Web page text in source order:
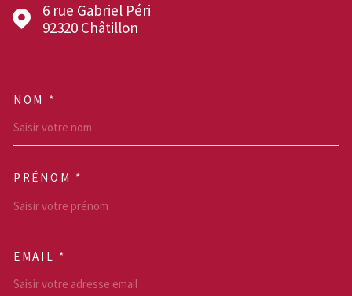
6 rue Gabriel Péri
92320
Châtillon
NOM *
PRÉNOM *
EMAIL *